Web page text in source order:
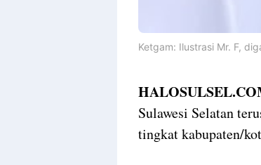
Ketgam: Ilustrasi Mr. F,
Sulawesi Selatan
tingkat kabupaten/